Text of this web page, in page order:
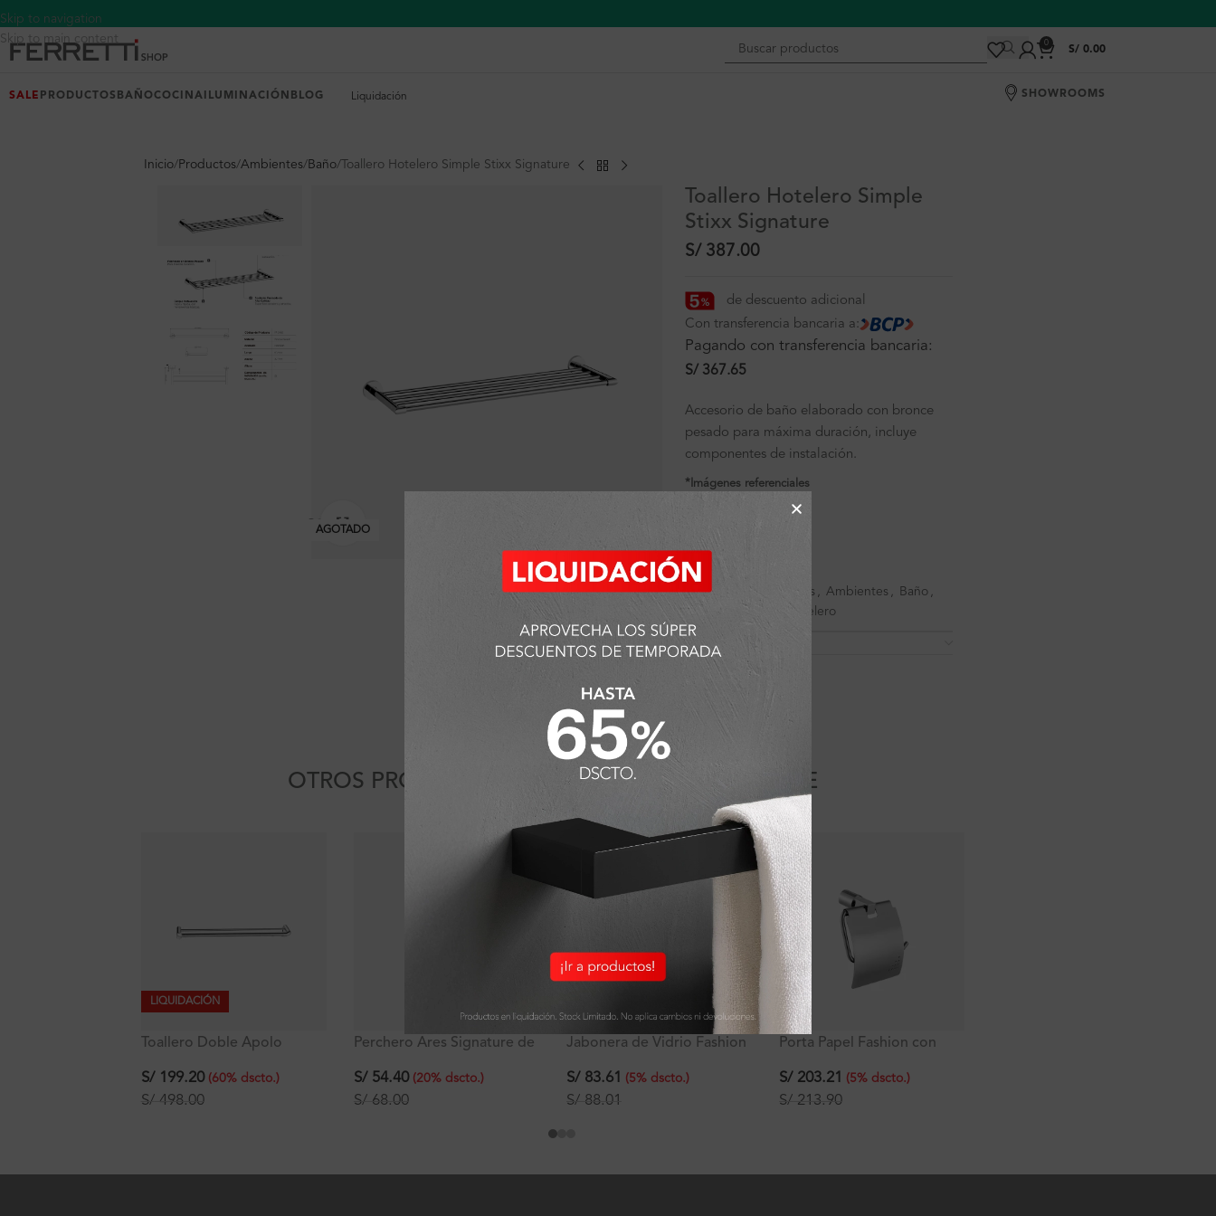
Skip to navigation
Skip to main content
0
S/ 0.00
SALE PRODUCTOS BAÑOCOCINA ILUMINACIÓN BLOG Liquidación SHOWROOMS
Inicio Productos Ambientes Baño Toallero Hotelero Simple Stixx Signature
AGOTADO
Clic para ampliar
Toallero Hotelero Simple
Stixx Signature
S/387.00
de descuento adicional
Con transferencia bancaria a:
Pagando con transferencia bancaria:
S/367.65
Accesorio de baño elaborado con bronce
pesado para máxima duración, incluye
componentes de instalación.
*Imágenes referenciales
SKU:
Categorías:
Accesorios , Ambientes , Baño ,
Toallero
Toallero Hotelero
Detalles y Material
OTROS PRODUCTOS QUE PUEDEN INTERESARTE
LIQUIDACIÓN
Toallero Doble Apolo
S/199.20 (60% dscto.)
S/498.00
Perchero Ares Signature de
S/54.40 (20% dscto.)
S/68.00
Jabonera de Vidrio Fashion
S/83.61 (5% dscto.)
S/88.01
Porta Papel Fashion con
S/ 203.21 (5% dscto.)
S/ 213.90